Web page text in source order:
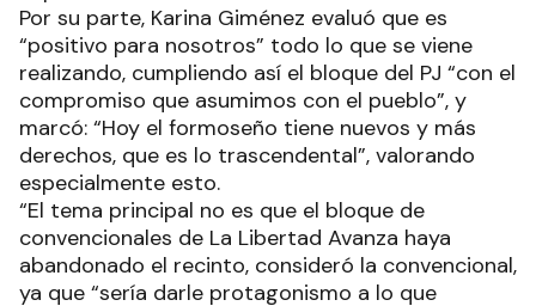
Por su parte, Karina Giménez evaluó que es
“positivo para nosotros” todo lo que se viene
realizando, cumpliendo así el bloque del PJ “con el
compromiso que asumimos con el pueblo”, y
marcó: “Hoy el formoseño tiene nuevos y más
derechos, que es lo trascendental”, valorando
especialmente esto.
“El tema principal no es que el bloque de
convencionales de La Libertad Avanza haya
abandonado el recinto, consideró la convencional,
ya que “sería darle protagonismo a lo que